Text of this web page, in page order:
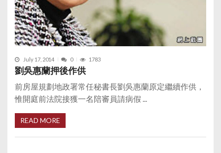
July 17, 2014 0 1783
劉吳惠蘭押後作供
前房屋規劃地政署常任秘書長劉吳惠蘭原定繼續作供，
惟開庭前法院接獲一名陪審員請病假 ...
READ MORE